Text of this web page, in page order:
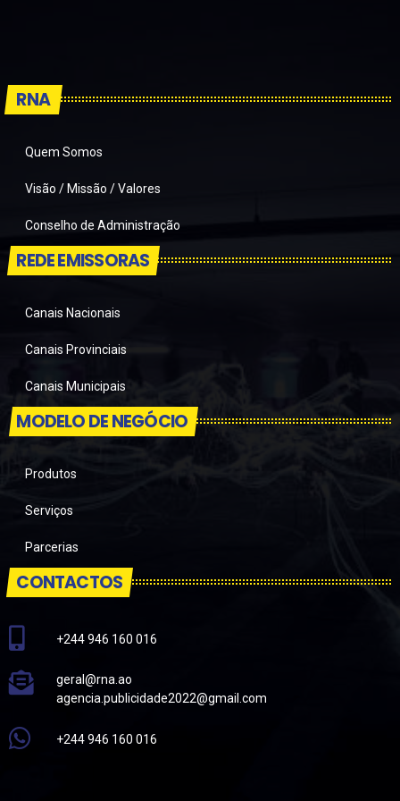
RNA
Quem Somos
Visão / Missão / Valores
Conselho de Administração
REDE EMISSORAS
Canais Nacionais
Canais Provinciais
Canais Municipais
MODELO DE NEGÓCIO
Produtos
Serviços
Parcerias
CONTACTOS
+244 946 160 016
geral@rna.ao
agencia.publicidade2022@gmail.com
+244 946 160 016